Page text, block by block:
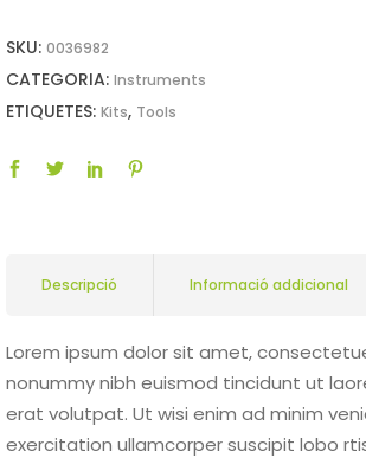
SKU: 0036982
CATEGORIA: Instruments
ETIQUETES: Kits, Tools
Descripció Informació addicional
Lorem ipsum dolor sit amet,
nonummy nibh euismod tincidunt ut
erat volutpat. Ut wisi enim ad minim
exercitation ullamcorper suscipit lobo